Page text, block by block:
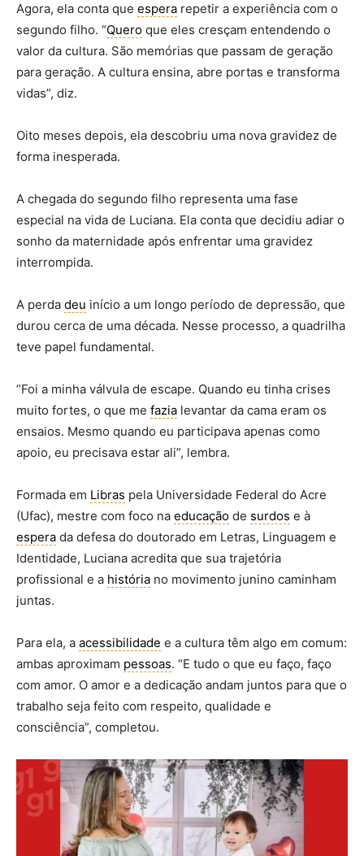
Agora, ela conta que espera repetir a experiência com o
segundo filho. “Quero que eles cresçam entendendo o
valor da cultura. São memórias que passam de geração
para geração. A cultura ensina, abre portas e transforma
vidas”, diz.
Oito meses depois, ela descobriu uma nova gravidez de
forma inesperada.
A chegada do segundo filho representa uma fase
especial na vida de Luciana. Ela conta que decidiu adiar o
sonho da maternidade após enfrentar uma gravidez
interrompida.
A perda deu início a um longo período de depressão, que
durou cerca de uma década. Nesse processo, a quadrilha
teve papel fundamental.
”Foi a minha válvula de escape. Quando eu tinha crises
muito fortes, o que me fazia levantar da cama eram os
ensaios. Mesmo quando eu participava apenas como
apoio, eu precisava estar ali”, lembra.
Formada em Libras pela Universidade Federal do Acre
(Ufac), mestre com foco na educação de surdos e à
espera da defesa do doutorado em Letras, Linguagem e
Identidade, Luciana acredita que sua trajetória
profissional e a história no movimento junino caminham
juntas.
Para ela, a acessibilidade e a cultura têm algo em comum:
ambas aproximam pessoas. “E tudo o que eu faço, faço
com amor. O amor e a dedicação andam juntos para que o
trabalho seja feito com respeito, qualidade e
consciência”, completou.